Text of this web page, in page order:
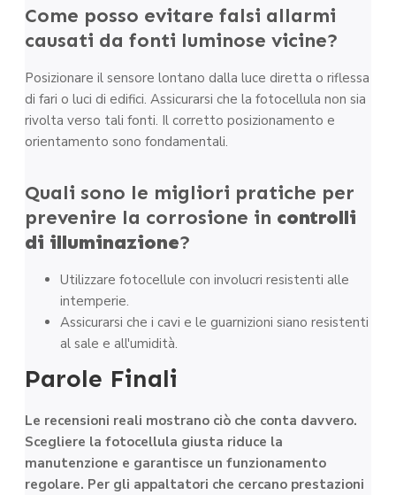
Come posso evitare falsi allarmi
causati da fonti luminose vicine?
Posizionare il sensore lontano dalla luce diretta o riflessa
di fari o luci di edifici. Assicurarsi che la fotocellula non sia
rivolta verso tali fonti. Il corretto posizionamento e
orientamento sono fondamentali.
Quali sono le migliori pratiche per
prevenire la corrosione in controlli
di illuminazione?
Utilizzare fotocellule con involucri resistenti alle
intemperie.
Assicurarsi che i cavi e le guarnizioni siano resistenti
al sale e all'umidità.
Parole Finali
Le recensioni reali mostrano ciò che conta davvero.
Scegliere la fotocellula giusta riduce la
manutenzione e garantisce un funzionamento
regolare. Per gli appaltatori che cercano prestazioni